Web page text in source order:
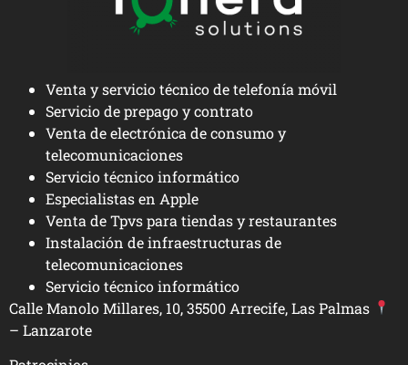
Venta y servicio técnico de telefonía móvil
Servicio de prepago y contrato
Venta de electrónica de consumo y
telecomunicaciones
Servicio técnico informático
Especialistas en Apple
Venta de Tpvs para tiendas y restaurantes
Instalación de infraestructuras de
telecomunicaciones
Servicio técnico informático
Calle Manolo Millares, 10, 35500 Arrecife, Las Palmas
– Lanzarote